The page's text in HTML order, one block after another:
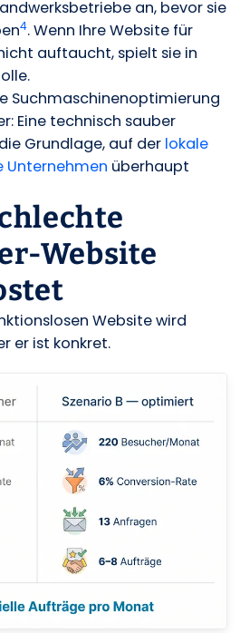
an, bevor sie
4. Wenn Ihre Website für
auftaucht, spielt sie in
Suchmaschinenoptimierung
Eine technisch sauber
Grundlage, auf der lokale
Unternehmen überhaupt
Website
Website wird
er ist konkret.